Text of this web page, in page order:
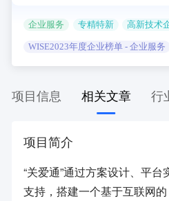
企业服务 专精特新 高新技术
WISE2023年度企业榜单 - 企业服务
项目信息 相关文章 行
项目简介
“关爱通”通过方案设计、平
支持，搭建一个基于互联网